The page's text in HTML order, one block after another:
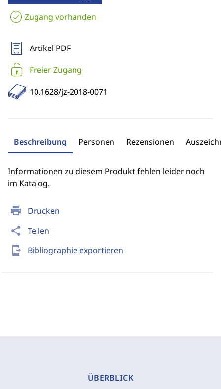
print Drucken
share Teilen
send_to_mobile Bibliographie exportieren
Zugang vorhanden
Artikel PDF
Freier Zugang
10.1628/jz-2018-0071
Beschreibung Personen Rezensionen
Informationen zu diesem Produkt fehlen leider noch
im Katalog.
ÜBERBLICK